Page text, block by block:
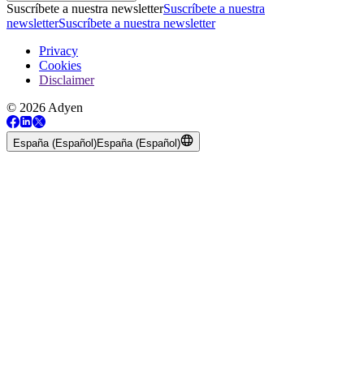
Suscríbete a nuestra newsletterSuscríbete a nuestra
newsletterSuscríbete a nuestra newsletter
Privacy
Cookies
Disclaimer
© 2026 Adyen
España (Español)España (Español)